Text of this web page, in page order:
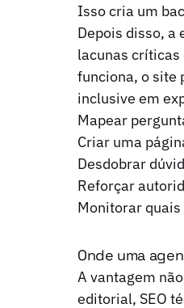
Isso cria um
Depois disso, a
lacunas críticas
funciona, o site
inclusive em
Mapear
Criar uma
Desdobrar
Reforçar
Monitorar
Onde uma
A vantagem
editorial, SEO